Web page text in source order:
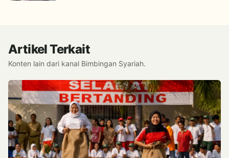
Artikel Terkait
Konten lain dari kanal Bimbingan Syariah.